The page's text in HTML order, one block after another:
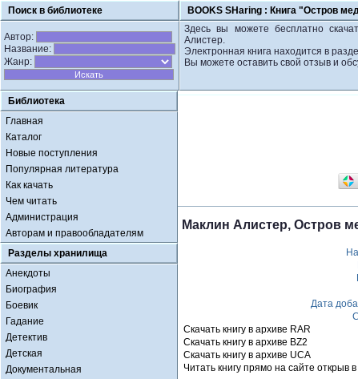
Поиск в библиотеке BOOKS SHaring : Книга "Остров
Автор:
Название:
Жанр:
Здесь вы можете бесплатно
Алистер.
Электронная книга находится в
Вы можете оставить свой отзыв и
Библиотека
Главная
Каталог
Новые поступления
Популярная литература
Как качать
Чем читать
Администрация
Авторам и правообладателям
Разделы хранилища
Анекдоты
Биография
Боевик
Гадание
Детектив
Детская
Документальная
Маклин Алистер, Остров
Дата
Скачать книгу в архиве RAR
Скачать книгу в архиве BZ2
Скачать книгу в архиве UCA
Читать книгу прямо на сайте открыв